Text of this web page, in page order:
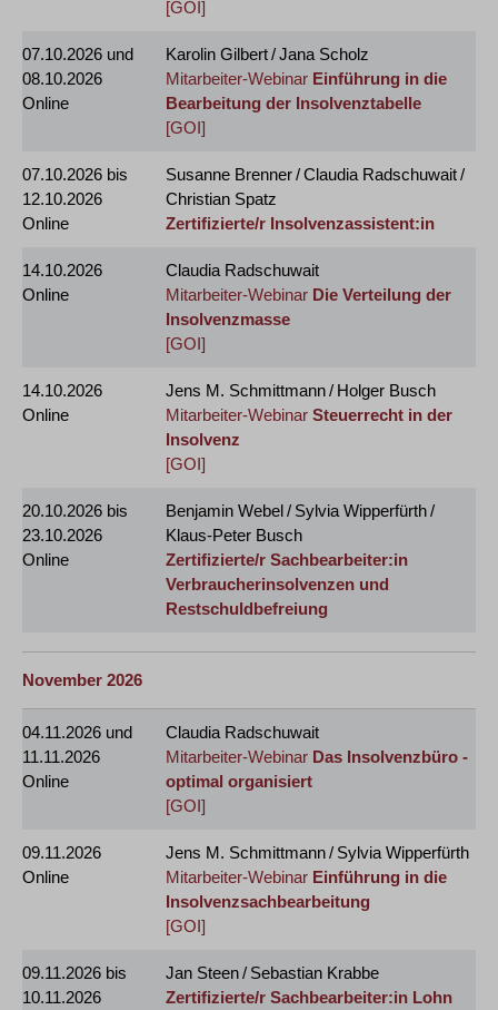
[GOI]
07.10.2026 und
08.10.2026
Online
Karolin Gilbert / Jana Scholz
Mitarbeiter-Webinar Einführung in die
Bearbeitung der Insolvenztabelle
[GOI]
07.10.2026 bis
12.10.2026
Online
Susanne Brenner / Claudia Radschuwait /
Christian Spatz
Zertifizierte/r Insolvenzassistent:in
14.10.2026
Online
Claudia Radschuwait
Mitarbeiter-Webinar Die Verteilung der
Insolvenzmasse
[GOI]
14.10.2026
Online
Jens M. Schmittmann / Holger Busch
Mitarbeiter-Webinar Steuerrecht in der
Insolvenz
[GOI]
20.10.2026 bis
23.10.2026
Online
Benjamin Webel / Sylvia Wipperfürth /
Klaus-Peter Busch
Zertifizierte/r Sachbearbeiter:in
Verbraucherinsolvenzen und
Restschuldbefreiung
November 2026
04.11.2026 und
11.11.2026
Online
Claudia Radschuwait
Mitarbeiter-Webinar Das Insolvenzbüro -
optimal organisiert
[GOI]
09.11.2026
Online
Jens M. Schmittmann / Sylvia Wipperfürth
Mitarbeiter-Webinar Einführung in die
Insolvenzsachbearbeitung
[GOI]
09.11.2026 bis
10.11.2026
Jan Steen / Sebastian Krabbe
Zertifizierte/r Sachbearbeiter:in Lohn